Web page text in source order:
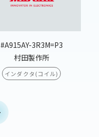
#A915AY-3R3M=P3
村田製作所
インダクタ(コイル)